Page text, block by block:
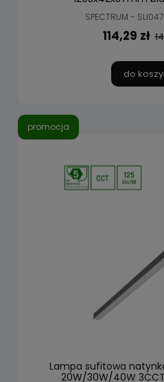
SPECTRUM -
114,29 zł
do
Lampa sufitowa
20W/30W/40W 3CCT
promocja